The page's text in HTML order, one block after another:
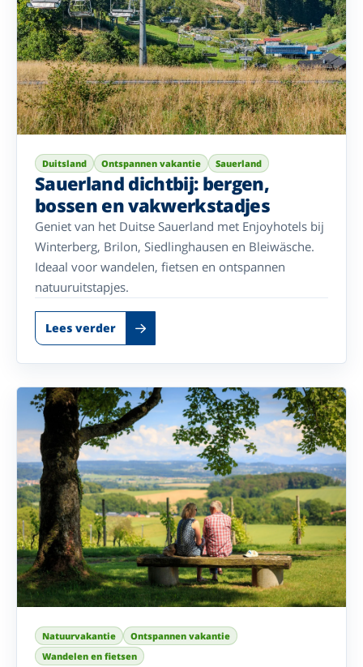
Duitsland Ontspannen vakantie Sauerland
Sauerland dichtbij: bergen,
bossen en vakwerkstadjes
Geniet van het Duitse Sauerland met Enjoyhotels bij
Winterberg, Brilon, Siedlinghausen en Bleiwäsche.
Ideaal voor wandelen, fietsen en ontspannen
natuuruitstapjes.
Lees verder
Natuurvakantie
Ontspannen vakantie
Wandelen en fietsen